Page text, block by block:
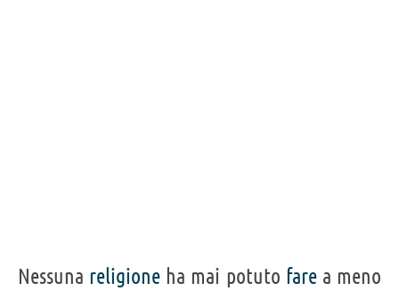
Personaggi affini perPROFESSIONE CONTENUTI
Nessuna religione ha mai potuto farea meno